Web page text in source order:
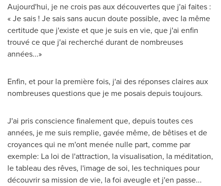
Aujourd'hui, je ne crois pas aux découvertes que j'ai faites :
« Je sais ! Je sais sans aucun doute possible, avec la même
certitude que j'existe et que je suis en vie, que j'ai enfin
trouvé ce que j'ai recherché durant de nombreuses
années...»
Enfin, et pour la première fois, j'ai des réponses claires aux
nombreuses questions que je me posais depuis toujours.
J'ai pris conscience finalement que, depuis toutes ces
années, je me suis remplie, gavée même, de bêtises et de
croyances qui ne m'ont menée nulle part, comme par
exemple: La loi de l'attraction, la visualisation, la méditation,
le tableau des rêves, l'image de soi, les techniques pour
découvrir sa mission de vie, la foi aveugle et j'en passe...